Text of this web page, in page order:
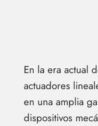
En la era actual
actuadores
en una amplia
dispositivos